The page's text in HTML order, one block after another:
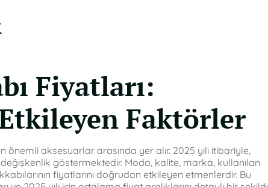
Fiyatları:
Faktörler
aksesuarlar arasında yer alır. 2025 yılı itibariyle,
göstermektedir. Moda, kalite, marka, kullanılan
fiyatlarını doğrudan etkileyen etmenlerdir. Bu